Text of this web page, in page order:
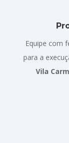
Equipe com
para a
Vila